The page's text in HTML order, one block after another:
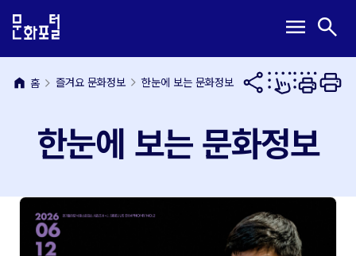
문
내
용
메
뉴
바
메
열
기
menu 검
열
기
search
home 홈 즐겨요 문화정보 한눈에 보는 문화정보
한눈에 보는 문화정보